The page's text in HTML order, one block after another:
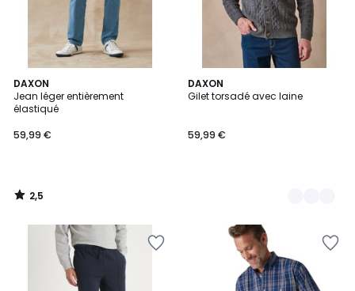
DAXON
Jean léger entièrement
élastiqué
59,99 €
2,5
/ 5
2,5
/
DAXON
Gilet torsadé avec laine
59,99 €
2
Couleurs